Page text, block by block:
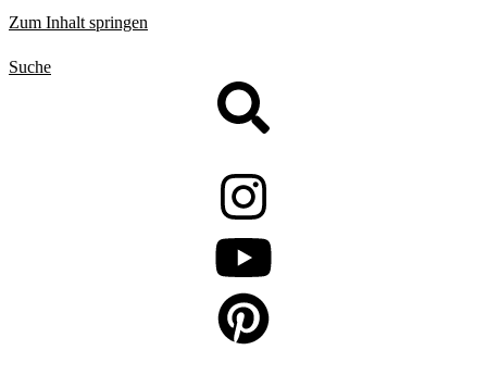
Zum Inhalt springen
Suche